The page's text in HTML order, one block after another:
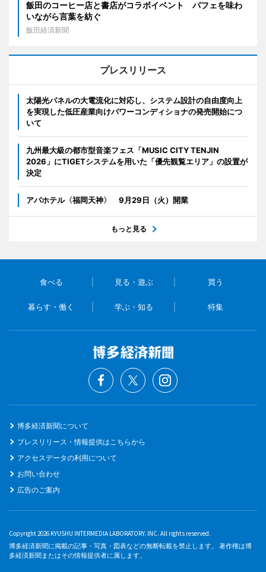
飯田のコーヒー店と書店がコラボイベント パフェを味わ
いながら言葉を紡ぐ
飯田経済新聞
プレスリリース
太陽光パネルの大電流化に対応し、システム設計の自由度向上
を実現した低圧産業向けパワーコンディショナの発売開始につ
いて
九州最大級の都市型音楽フェス「MUSIC CITY TENJIN
2026」にTIGETシステムを用いた「優先観覧エリア」の設置が
決定
アパホテル〈福岡天神〉 9月29日（火）開業
もっと見る
食べる 見る・遊ぶ 買う
暮らす・働く 学ぶ・知る 特集
博多経済新聞について
プレスリリース・情報提供はこちらから
アクセスデータの利用について
お問い合わせ
広告のご案内
Copyright 2026 KYUSHU INTERMEDIA LABORATORY. INC. All rights reserved.
博多経済新聞に掲載の記事・写真・図表などの無断転載を禁止します。 著作権は博
多経済新聞またはその情報提供者に属します。